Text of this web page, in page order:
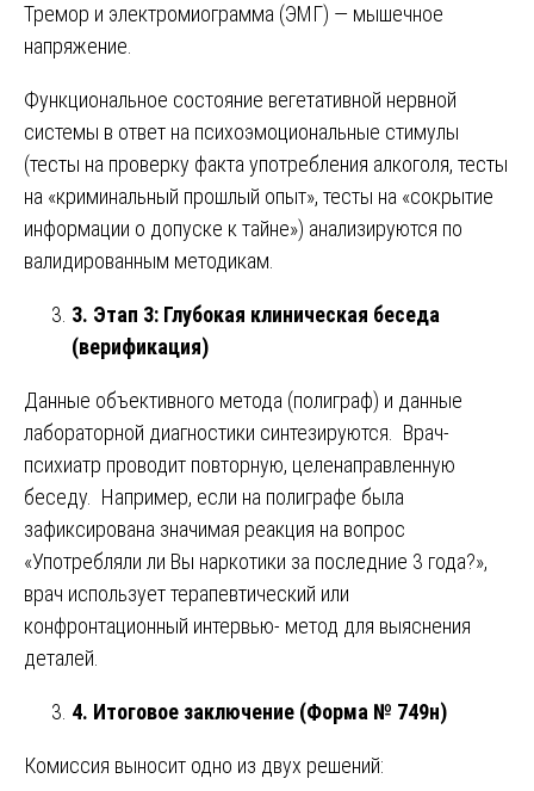
Тремор и электромиограмма (ЭМГ) — мышечное
напряжение.
Функциональное состояние вегетативной нервной
системы в ответ на психоэмоциональные стимулы
(тесты на проверку факта употребления алкоголя, тесты
на «криминальный прошлый опыт», тесты на «сокрытие
информации о допуске к тайне») анализируются по
валидированным методикам.
3. Этап 3: Глубокая клиническая беседа
(верификация)
Данные объективного метода (полиграф) и данные
лабораторной диагностики синтезируются. Врач-
психиатр проводит повторную, целенаправленную
беседу. Например, если на полиграфе была
зафиксирована значимая реакция на вопрос
«Употребляли ли Вы наркотики за последние 3 года?»,
врач использует терапевтический или
конфронтационный интервью- метод для выяснения
деталей.
4. Итоговое заключение (Форма № 749н)
Комиссия выносит одно из двух решений: